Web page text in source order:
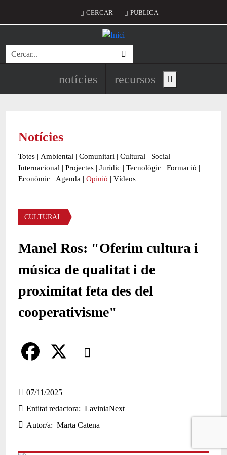
Menú del compte d'usuari
CERCAR PUBLICA
Cerca
Navegació principal de
notícies recursos Show main menu
Notícies
Totes | Ambiental | Comunitari | Cultural | Social |
Internacional | Projectes | Jurídic | Tecnològic | Formació |
Econòmic | Agenda | Opinió | Vídeos
Àmbit de la notícia
CULTURAL
Manel Ros: "Oferim cultura i
música de qualitat i de
proximitat feta des del
cooperativisme"
Comparteix
a
c
e
07/11/2025
Entitat redactora
LaviniaNext
Autor/a
Marta Catena